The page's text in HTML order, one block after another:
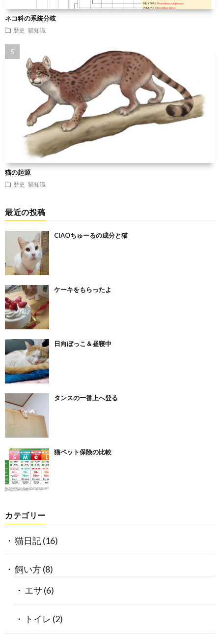
ネコ科の系統分岐
歴史 猫知識
猫の起源
歴史 猫知識
最近の投稿
CIAOちゅーるの成分と猫
ケーキをもらったよ
日向ぼっこ＆昼寝中
タンスの一番上へ登る
猫ペット保険の比較
カテゴリー
猫日記(16)
飼い方(8)
エサ (6)
トイレ (2)